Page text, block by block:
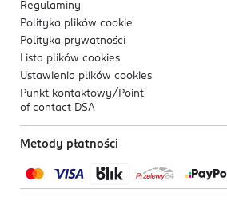
Regulaminy
Polityka plików cookie
Polityka prywatności
Lista plików cookies
Ustawienia plików cookies
Punkt kontaktowy/ Point
of contact DSA
Metody płatności